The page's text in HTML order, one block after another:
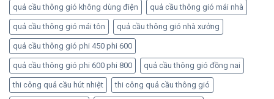
quả cầu thông gió không dùng điện quả cầu thông gió mái nhà
quả cầu thông gió mái tôn quả cầu thông gió nhà xưởng
quả cầu thông gió phi 450 phi 600
quả cầu thông gió phi 600 phi 800 quả cầu thông gió đồng nai
thi công quả cầu hút nhiệt thi công quả cầu thông gió